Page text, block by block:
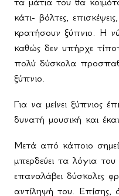
κάτι- βόλτες,
κρατήσουν ξύπνιο. Η
καθώς δεν υπήρχε
πολύ δύσκολα
ξύπνιο.
Για να μείνει ξύπνιος
δυνατή μουσική και
Μετά από κάποιο
μπερδεύει τα λόγια
επαναλάβει δύσκολες
αντίληψή του. Επίσης,